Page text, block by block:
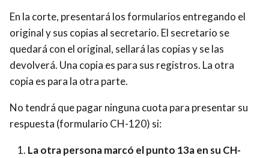
En la corte, presentará los formularios entregando el
original y sus copias al secretario. El secretario se
quedará con el original, sellará las copias y se las
devolverá. Una copia es para sus registros. La otra
copia es para la otra parte.
No tendrá que pagar ninguna cuota para presentar su
respuesta (formulario CH-120) si:
La otra persona marcó el punto 13a en su CH-